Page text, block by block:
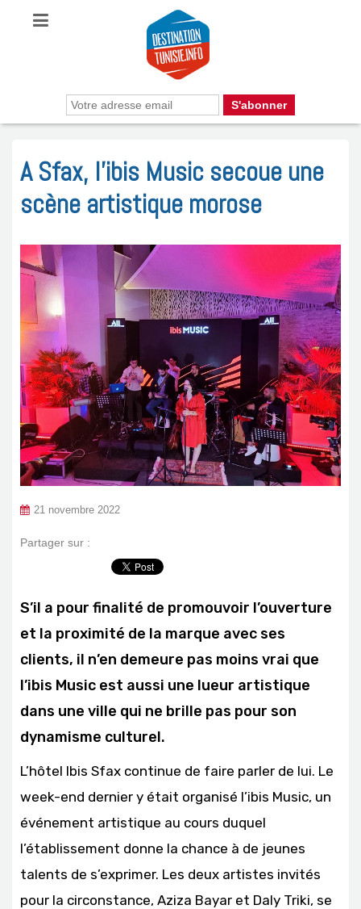
A Sfax, l’ibis Music secoue une
scène artistique morose
21 novembre 2022
Partager sur :
S’il a pour finalité de promouvoir l’ouverture
et la proximité de la marque avec ses
clients, il n’en demeure pas moins vrai que
l’ibis Music est aussi une lueur artistique
dans une ville qui ne brille pas pour son
dynamisme culturel.
L’hôtel Ibis Sfax continue de faire parler de lui. Le
week-end dernier y était organisé l’ibis Music, un
événement artistique au cours duquel
l’établissement donne la chance à de jeunes
talents de s’exprimer. Les deux artistes invités
pour la circonstance, Aziza Bayar et Daly Triki, se